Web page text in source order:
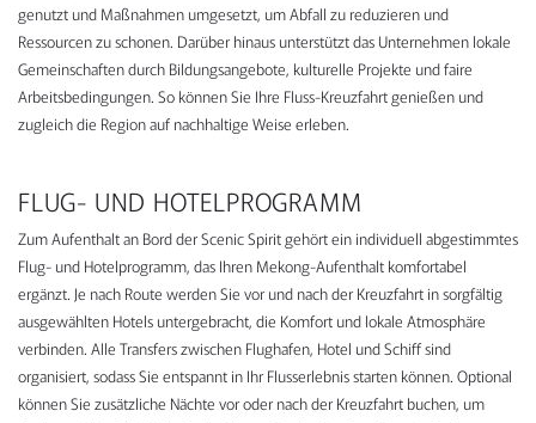
genutzt und Maßnahmen umgesetzt, um Abfall zu reduzieren und
Ressourcen zu schonen. Darüber hinaus unterstützt das Unternehmen lokale
Gemeinschaften durch Bildungsangebote, kulturelle Projekte und faire
Arbeitsbedingungen. So können Sie Ihre Fluss-Kreuzfahrt genießen und
zugleich die Region auf nachhaltige Weise erleben.
FLUG- UND HOTELPROGRAMM
Zum Aufenthalt an Bord der Scenic Spirit gehört ein individuell abgestimmtes
Flug- und Hotelprogramm, das Ihren Mekong-Aufenthalt komfortabel
ergänzt. Je nach Route werden Sie vor und nach der Kreuzfahrt in sorgfältig
ausgewählten Hotels untergebracht, die Komfort und lokale Atmosphäre
verbinden. Alle Transfers zwischen Flughafen, Hotel und Schiff sind
organisiert, sodass Sie entspannt in Ihr Flusserlebnis starten können. Optional
können Sie zusätzliche Nächte vor oder nach der Kreuzfahrt buchen, um